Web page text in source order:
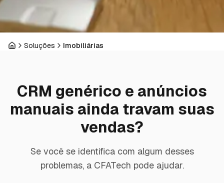
InícioSoluções Imobiliárias
CRM genérico e anúncios
manuais ainda travam suas
vendas?
Se você se identifica com algum desses
problemas, a CFATech pode ajudar.